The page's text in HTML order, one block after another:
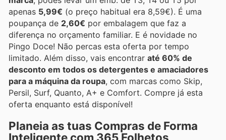
apenas 5,99€ (o preço habitual era 8,59€). É uma
poupança de 2,60€ por embalagem que faz a
diferença no orçamento familiar. E é novidade no
Pingo Doce! Não percas esta oferta por tempo
limitado. Além disso, vais encontrar até 60% de
desconto em todos os detergentes e amaciadores
para a máquina da roupa, com marcas como Skip,
Persil, Surf, Quanto, A+ e Comfort. Compre já esta
oferta enquanto está disponível!
Planeia as tuas Compras de Forma